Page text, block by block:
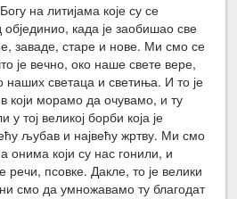
на литијама које су се
када је заобишао све
заваде, старе и нове. Ми смо се
је вечно, око наше свете вере,
наших светаца и светиња. И то је
који морамо да очувамо, и ту
у тој великој борби која је
љубав и највећу жртву. Ми смо
онима који су нас гонили, и
речи, псовке. Дакле, то је велики
смо да умножавамо ту благодат